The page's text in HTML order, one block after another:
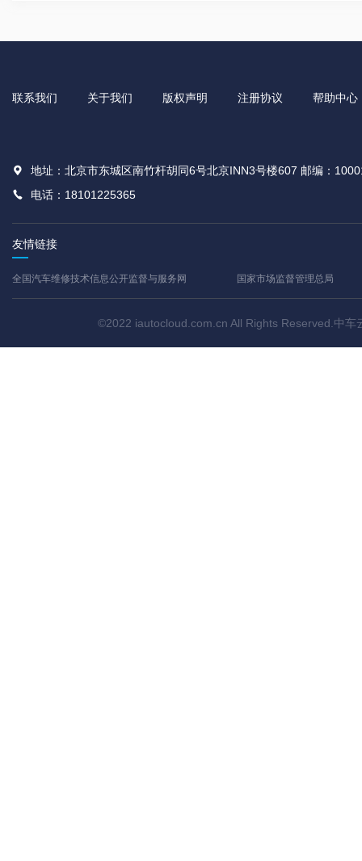
联系我们 关于我们 版权声明 注册协议 帮助中心
地址：北京市东城区南竹杆胡同6号北京INN3号楼607 邮编：
电话：18101225365
友情链接
全国汽车维修技术信息公开监督与服务网 国家市场监督管理总局
©2022 iautocloud.com.cn All Rights Reserved.中